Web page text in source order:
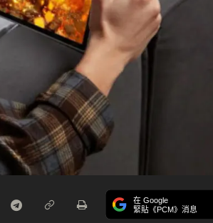
在 Google
緊貼《PCM》消息